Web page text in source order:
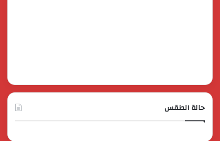
حالة الطقس